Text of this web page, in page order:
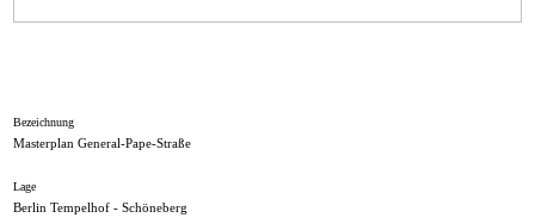
Bezeichnung
Masterplan General-Pape-Straße
Lage
Berlin Tempelhof - Schöneberg